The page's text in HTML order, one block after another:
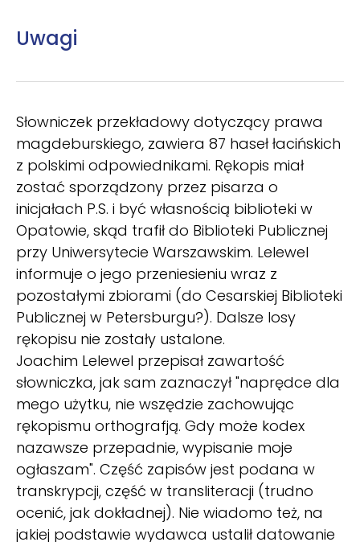
Uwagi
Słowniczek przekładowy dotyczący prawa
magdeburskiego, zawiera 87 haseł łacińskich
z polskimi odpowiednikami. Rękopis miał
zostać sporządzony przez pisarza o
inicjałach P.S. i być własnością biblioteki w
Opatowie, skąd trafił do Biblioteki Publicznej
przy Uniwersytecie Warszawskim. Lelewel
informuje o jego przeniesieniu wraz z
pozostałymi zbiorami (do Cesarskiej Biblioteki
Publicznej w Petersburgu?). Dalsze losy
rękopisu nie zostały ustalone.
Joachim Lelewel przepisał zawartość
słowniczka, jak sam zaznaczył "naprędce dla
mego użytku, nie wszędzie zachowując
rękopismu orthografją. Gdy może kodex
nazawsze przepadnie, wypisanie moje
ogłaszam". Część zapisów jest podana w
transkrypcji, część w transliteracji (trudno
ocenić, jak dokładnej). Nie wiadomo też, na
jakiej podstawie wydawca ustalił datowanie